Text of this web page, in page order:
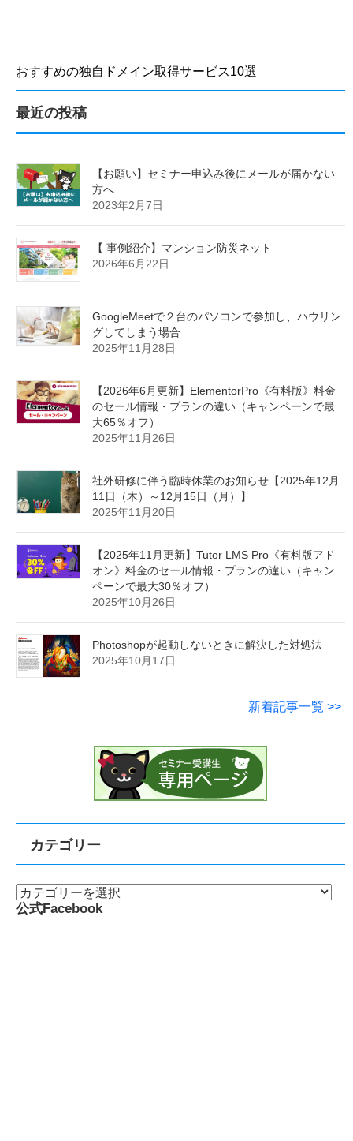
おすすめの独自ドメイン取得サービス10選
最近の投稿
【お願い】セミナー申込み後にメールが届かない
方へ
2023年2月7日
【 事例紹介】マンション防災ネット
2026年6月22日
GoogleMeetで２台のパソコンで参加し、ハウリン
グしてしまう場合
2025年11月28日
【2026年6月更新】ElementorPro《有料版》料金
のセール情報・プランの違い（キャンペーンで最
大65％オフ）
2025年11月26日
社外研修に伴う臨時休業のお知らせ【2025年12月
11日（木）～12月15日（月）】
2025年11月20日
【2025年11月更新】Tutor LMS Pro《有料版アド
オン》料金のセール情報・プランの違い（キャン
ペーンで最大30％オフ）
2025年10月26日
Photoshopが起動しないときに解決した対処法
2025年10月17日
新着記事一覧 >>
カテゴリー
公式Facebook